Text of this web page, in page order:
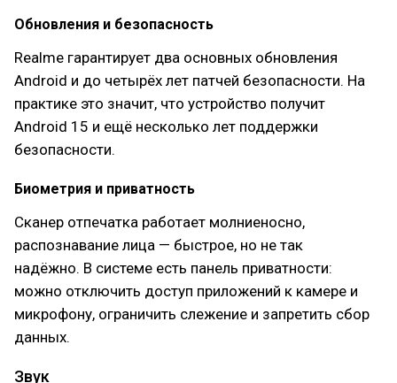
Обновления и безопасность
Realme гарантирует два основных обновления
Android и до четырёх лет патчей безопасности. На
практике это значит, что устройство получит
Android 15 и ещё несколько лет поддержки
безопасности.
Биометрия и приватность
Сканер отпечатка работает молниеносно,
распознавание лица — быстрое, но не так
надёжно. В системе есть панель приватности:
можно отключить доступ приложений к камере и
микрофону, ограничить слежение и запретить сбор
данных.
Звук